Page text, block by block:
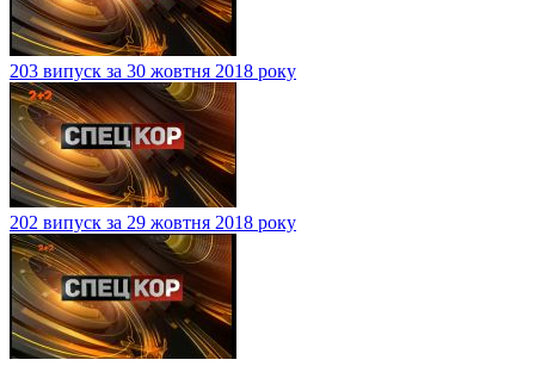
203 випуск за 30 жовтня 2018 року
202 випуск за 29 жовтня 2018 року